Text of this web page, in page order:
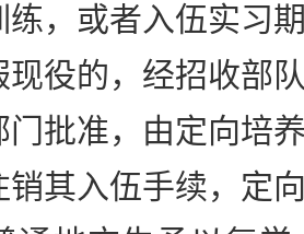
练，或者入伍实习
现役的，经招收部
门批准，由定向培
销其入伍手续，定